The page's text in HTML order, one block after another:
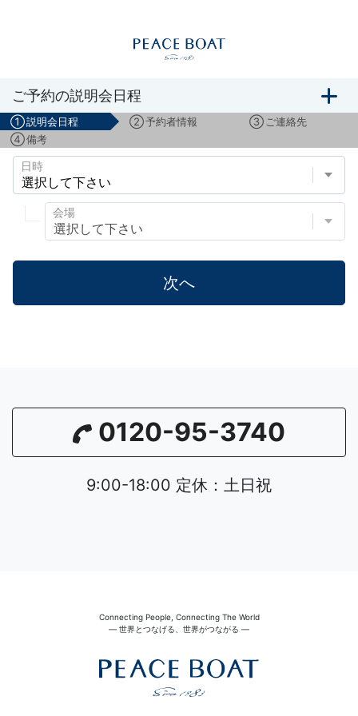
ボランティアスタッフ募集説明会のご予約
ご予約の説明会日程
①説明会日程 ②予約者情報 ③ ご連絡先
④備考
日時
会場
次へ
0120-95-3740
9:00-18:00 定休：土日祝
Connecting People, Connecting The World
― 世界とつなげる、世界がつながる ―